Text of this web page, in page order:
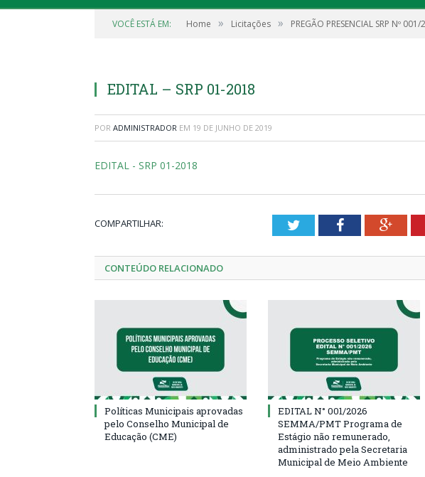
VOCÊ ESTÁ EM: Home » Licitações » PREGÃO PRESENCIAL SRP Nº
EDITAL – SRP 01-2018
POR ADMINISTRADOR EM 19 DE JUNHO DE 2019
EDITAL - SRP 01-2018
COMPARTILHAR: TwitterFacebook
CONTEÚDO RELACIONADO
Políticas Municipais aprovadas
pelo Conselho Municipal de
Educação (CME)
EDITAL N° 001/2026
SEMMA/PMT Programa de
Estágio não remunerado,
administrado pela Secretaria
Municipal de Meio Ambiente